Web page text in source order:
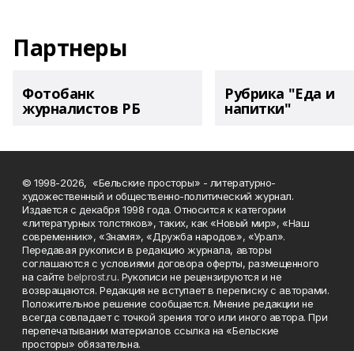
Партнеры
Фотобанк
журналистов РБ
Рубрика "Еда и
напитки"
© 1998-2026, «Бельские просторы» - литературно-
художественный и общественно-политический журнал.
Издается с декабря 1998 года. Относится к категории
«литературных толстяков», таких, как «Новый мир», «Наш
современник», «Знамя», «Дружба народов», «Урал».
Передавая рукописи в редакцию журнала, авторы
соглашаются с условиями договора оферты, размещенного
на сайтеbelprost.ru. Рукописи не рецензируются и не
возвращаются. Редакция не вступает в переписку с авторами.
Положительное решение сообщается. Мнение редакции не
всегда совпадает с точкой зрения того или иного автора. При
перепечатывании материалов ссылка на «Бельские
просторы» обязательна.